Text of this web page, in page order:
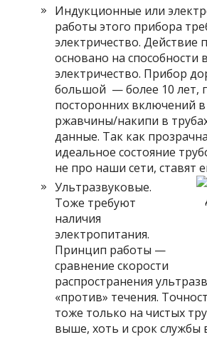
Индукционные или
работы этого прибора
электричество. Действие
основано на
электричество. Прибор
большой — более 10 лет,
посторонних включений
ржавчины/накипи в
данные. Так как
идеальное состояние
не про наши сети, ставят
Ультразвуковые.
Тоже требуют
наличия
электропитания.
Принцип работы —
сравнение скорости
распространения
«против» течения.
тоже только на чистых
выше, хоть и срок службы